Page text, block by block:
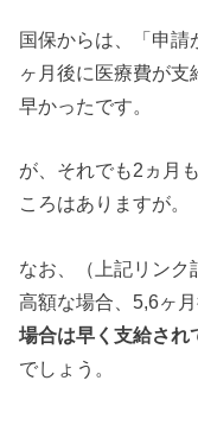
国保からは、「申請
ヶ月後に医療費が
早かったです。
が、それでも2ヵ月
ころはありますが。
なお、（上記リンク
高額な場合、5,6ヶ
場合は早く支給され
でしょう。